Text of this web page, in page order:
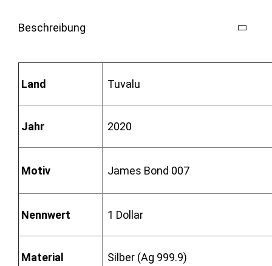
Beschreibung
Land Tuvalu
Jahr 2020
Motiv James Bond 007
Nennwert 1 Dollar
Material Silber (Ag 999.9)